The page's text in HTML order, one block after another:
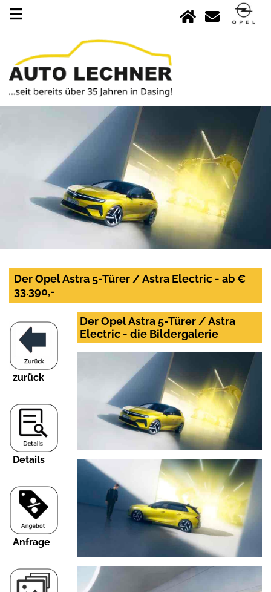
Der Opel Astra 5-Türer / Astra Electric - ab €
33.390,-
zurück
Details
Anfrage
Der Opel Astra 5-Türer / Astra
Electric - die Bildergalerie